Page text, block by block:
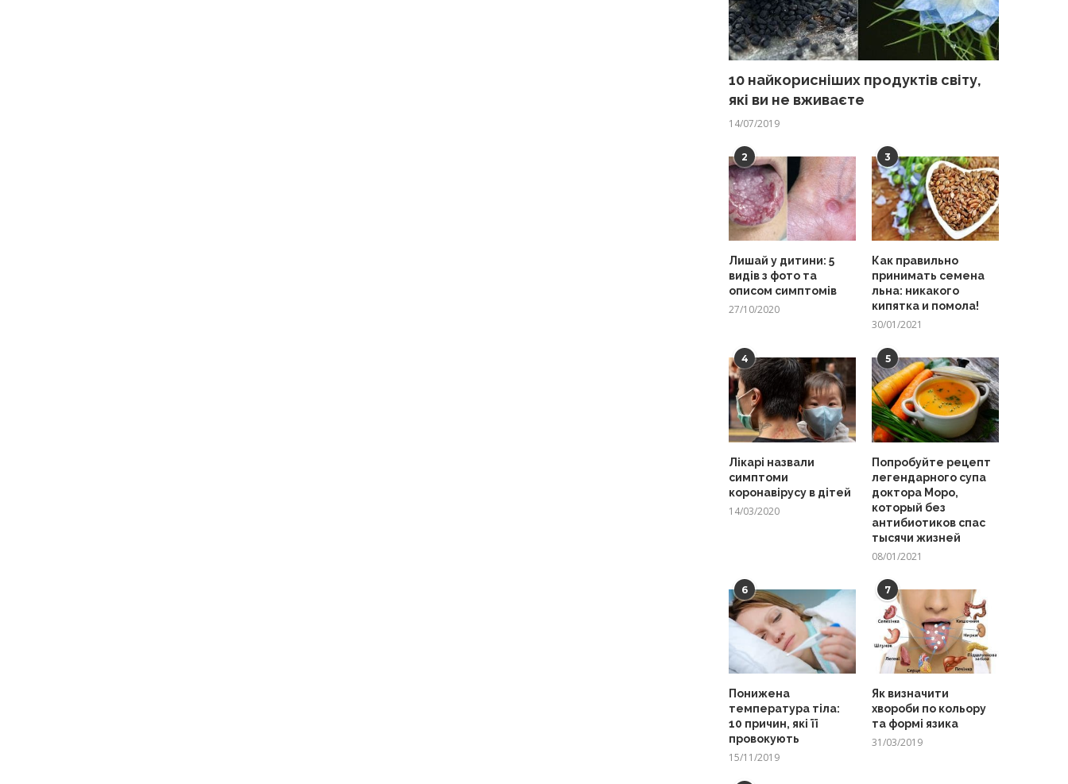
10 найкорисніших продуктів світу,
які ви не вживаєте
14/07/2019
2
Лишай у дитини: 5
видів з фото та
описом симптомів
27/10/2020
3
Как правильно
принимать семена
льна: никакого
кипятка и помола!
30/01/2021
4
Лікарі назвали
симптоми
коронавірусу в дітей
14/03/2020
5
Попробуйте рецепт
легендарного супа
доктора Моро,
который без
антибиотиков спас
тысячи жизней
08/01/2021
6
Понижена
температура тіла:
10 причин, які її
провокують
15/11/2019
7
Як визначити
хвороби по кольору
та формі язика
31/03/2019